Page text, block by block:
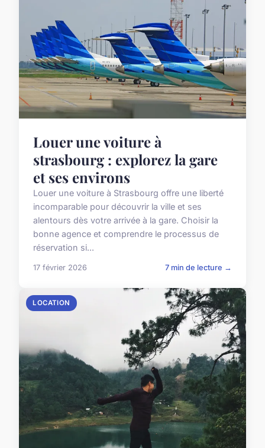
Louer une voiture à
strasbourg : explorez la gare
et ses environs
Louer une voiture à Strasbourg offre une liberté
incomparable pour découvrir la ville et ses
alentours dès votre arrivée à la gare. Choisir la
bonne agence et comprendre le processus de
réservation si...
17 février 2026 7 min de lecture →
LOCATION